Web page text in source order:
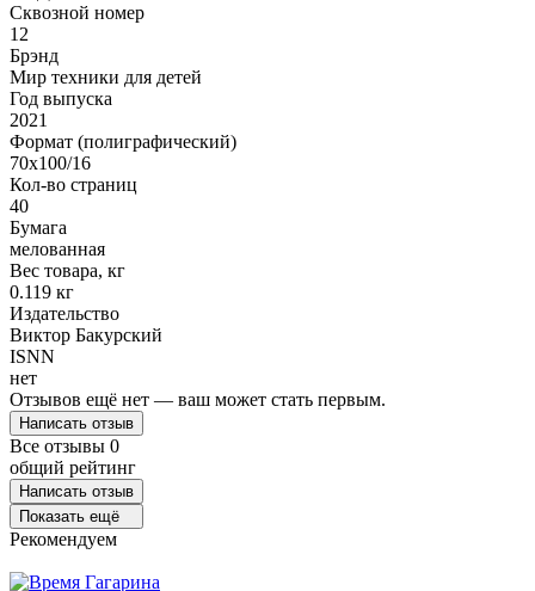
Сквозной номер
12
Брэнд
Мир техники для детей
Год выпуска
2021
Формат (полиграфический)
70x100/16
Кол-во страниц
40
Бумага
мелованная
Вес товара, кг
0.119 кг
Издательство
Виктор Бакурский
ISNN
нет
Отзывов ещё нет — ваш может стать первым.
Написать отзыв
Все отзывы 0
общий рейтинг
Написать отзыв
Показать ещё
Рекомендуем